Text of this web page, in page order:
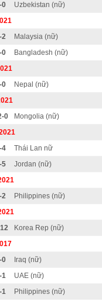
0
Uzbekistan (nữ)
2
Malaysia (nữ)
0
Bangladesh (nữ)
0
Nepal (nữ)
0
Mongolia (nữ)
4
Thái Lan nữ
5
Jordan (nữ)
2
Philippines (nữ)
Korea Rep (nữ)
0
Iraq (nữ)
1
UAE (nữ)
1
Philippines (nữ)